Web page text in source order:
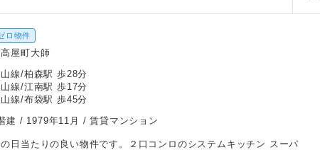
ロ物件
屋町大師
線/柏森駅 歩28分
線/江南駅 歩17分
線/布袋駅 歩45分
建 / 1979年11月 / 賃貸マンション
日当たりの良い物件です。２口コンロのシステムキッチン スーパ